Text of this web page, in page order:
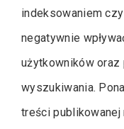
indeksowaniem
negatywnie
użytkowników oraz
wyszukiwania.
treści